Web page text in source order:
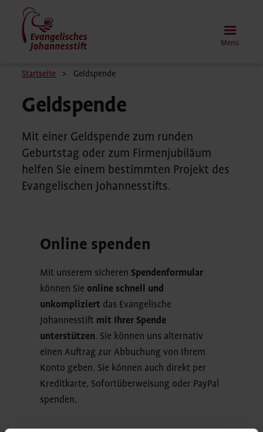
Direkt
Inhalt
Menü
Pfadnavigation
Startseite Geldspende
Geldspende
Mit einer Geldspende zum runden
Geburtstag oder zum Firmenjubiläum
helfen Sie einem bestimmten Projekt des
Evangelischen Johannesstifts.
Online spenden
Mit unserem sicheren Spendenformular
können Sie online schnell und
unkompliziert das Evangelische
Johannesstift mit Ihrer Spende
unterstützen. Sie können uns alternativ
einen Auftrag zur Abbuchung von Ihrem
Konto geben. Sie können auch direkt per
Kreditkarte, Sofortüberweisung oder PayPal
spenden.